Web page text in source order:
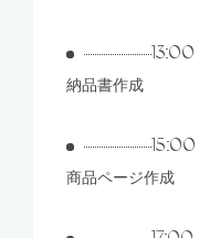
13:00
納品書作成
15:00
商品ページ作成